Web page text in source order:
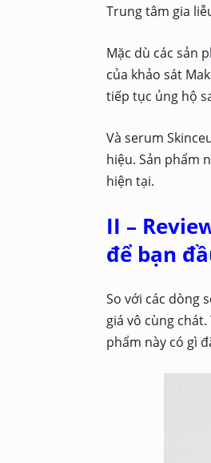
Trung tâm gia
Mặc dù các sản
của khảo sát
tiếp tục ủng hộ
Và serum
hiệu. Sản phẩm
hiện tại.
II –
để bạn
So với các dòng
giá vô cùng
phẩm này có gì